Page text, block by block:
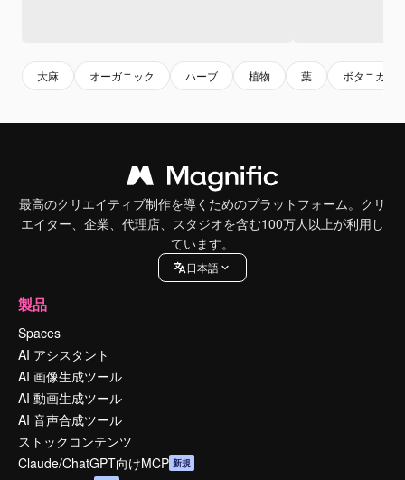
大麻 オーガニック ハーブ 植物 葉 ボタニカル
最高のクリエイティブ制作を導くためのプラットフォーム。クリ
エイター、企業、代理店、スタジオを含む100万人以上が利用し
ています。
日本語
製品
Spaces
AI アシスタント
AI 画像生成ツール
AI 動画生成ツール
AI 音声合成ツール
ストックコンテンツ
Claude/ChatGPT向けMCP 新規